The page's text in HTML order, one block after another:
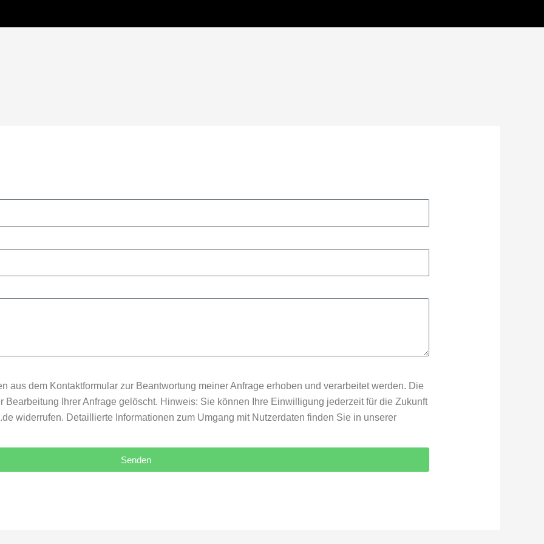
aus dem Kontaktformular zur Beantwortung meiner Anfrage erhoben und verarbeitet werden. Die
Bearbeitung Ihrer Anfrage gelöscht. Hinweis: Sie können Ihre Einwilligung jederzeit für die Zukunft
widerrufen. Detaillierte Informationen zum Umgang mit Nutzerdaten finden Sie in unserer
Senden